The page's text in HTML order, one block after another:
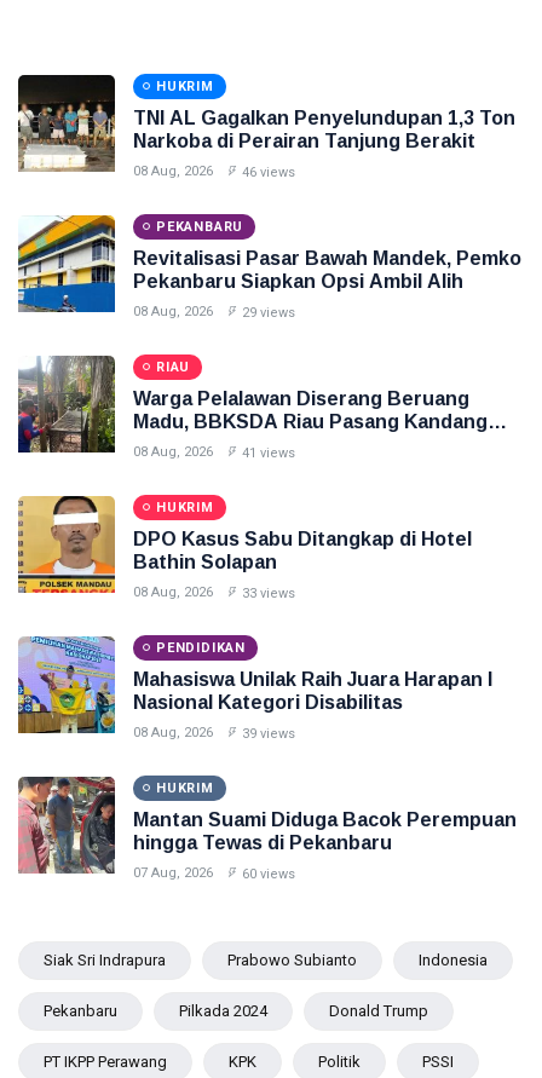
HUKRIM
TNI AL Gagalkan Penyelundupan 1,3 Ton
Narkoba di Perairan Tanjung Berakit
08 Aug, 2026 46 views
PEKANBARU
Revitalisasi Pasar Bawah Mandek, Pemko
Pekanbaru Siapkan Opsi Ambil Alih
08 Aug, 2026 29 views
RIAU
Warga Pelalawan Diserang Beruang
Madu, BBKSDA Riau Pasang Kandang
Jebak
08 Aug, 2026 41 views
HUKRIM
DPO Kasus Sabu Ditangkap di Hotel
Bathin Solapan
08 Aug, 2026 33 views
PENDIDIKAN
Mahasiswa Unilak Raih Juara Harapan I
Nasional Kategori Disabilitas
08 Aug, 2026 39 views
HUKRIM
Mantan Suami Diduga Bacok Perempuan
hingga Tewas di Pekanbaru
07 Aug, 2026 60 views
Siak Sri Indrapura Prabowo Subianto Indonesia
Pekanbaru Pilkada 2024 Donald Trump
PT IKPP Perawang KPK Politik PSSI